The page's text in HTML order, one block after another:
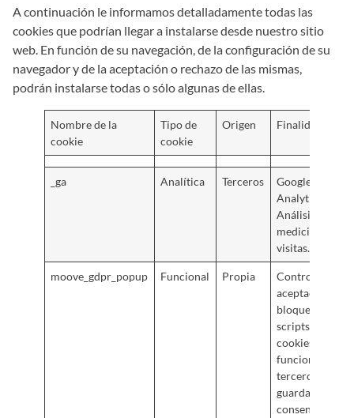
A continuación le informamos detalladamente todas las
cookies que podrían llegar a instalarse desde nuestro sitio
web. En función de su navegación, de la configuración de su
navegador y de la aceptación o rechazo de las mismas,
podrán instalarse todas o sólo algunas de ellas.
Nombre de la
cookie
Tipo de
cookie
Origen Finalidad
_ga Analítica Terceros
Google
Analytics:
Análisis y
medición de
visitas.
moove_gdpr_popup Funcional Propia
Controla la
aceptación o
bloqueo de los
scripts de las
cookies no
funcionales de
terceros. Y
guardar el
consentimiento